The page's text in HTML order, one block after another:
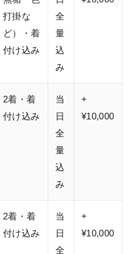
打掛な
ど）・着
付け込み
全
量
込
み
2着・着
付け込み
当
日
全
量
込
み
+
¥10,000
2着・着
付け込み
当
日
全
+
¥10,000